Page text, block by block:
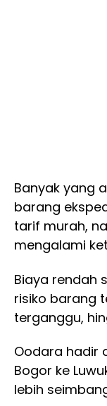
Banyak yang
barang
tarif murah,
mengalami
Biaya rendah
risiko barang
terganggu,
Oodara hadir
Bogor ke
lebih